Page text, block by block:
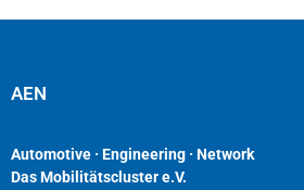
AEN
Automotive · Engineering · Network
Das Mobilitätscluster e.V.